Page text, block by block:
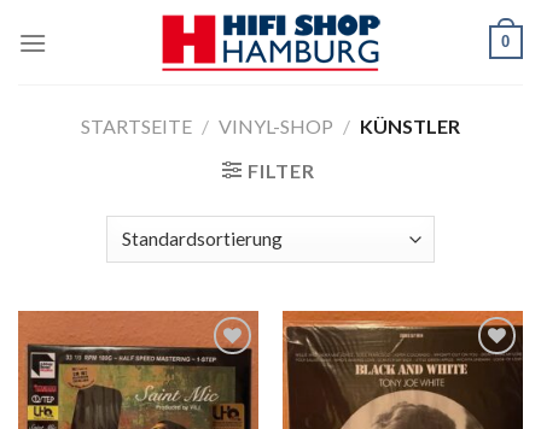
0
STARTSEITE / VINYL-SHOP / KÜNSTLER
FILTER
Zur
Wunschliste
Zur
Wunschliste